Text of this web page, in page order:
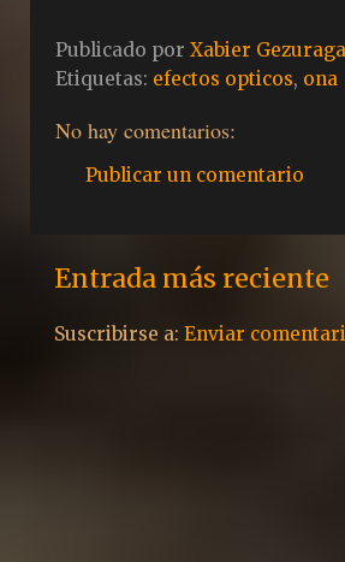
Publicado por Xabier Gezuraga
Etiquetas: efectos opticos, ona
No hay comentarios:
Publicar un comentario
Entrada más reciente
Suscribirse a: Enviar